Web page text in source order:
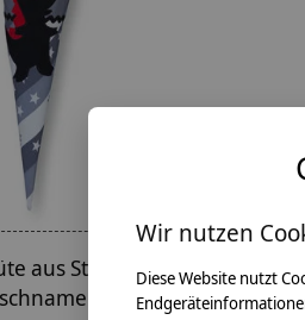
aus Stoff Drache und
Wir nutzen
Diese Website nutzt